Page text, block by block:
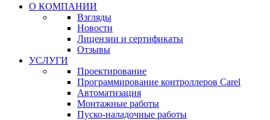
О КОМПАНИИ
Взгляды
Новости
Лицензии и сертификаты
Отзывы
УСЛУГИ
Проектирование
Программирование контроллеров Carel
Автоматизация
Монтажные работы
Пуско-наладочные работы